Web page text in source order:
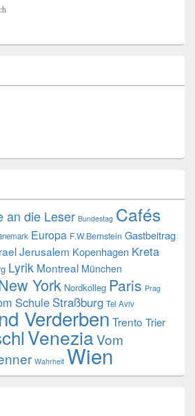
an die Leser Bundestag Cafés
Europa F.W.Bernstein Gastbeitrag
Jerusalem Kopenhagen Kreta
Lyrik Montreal München
York Nordkolleg Paris Prag
Schule Straßburg Tel Aviv
Verderben Trento Trier
VeneziaVom
Wahrheit Wien